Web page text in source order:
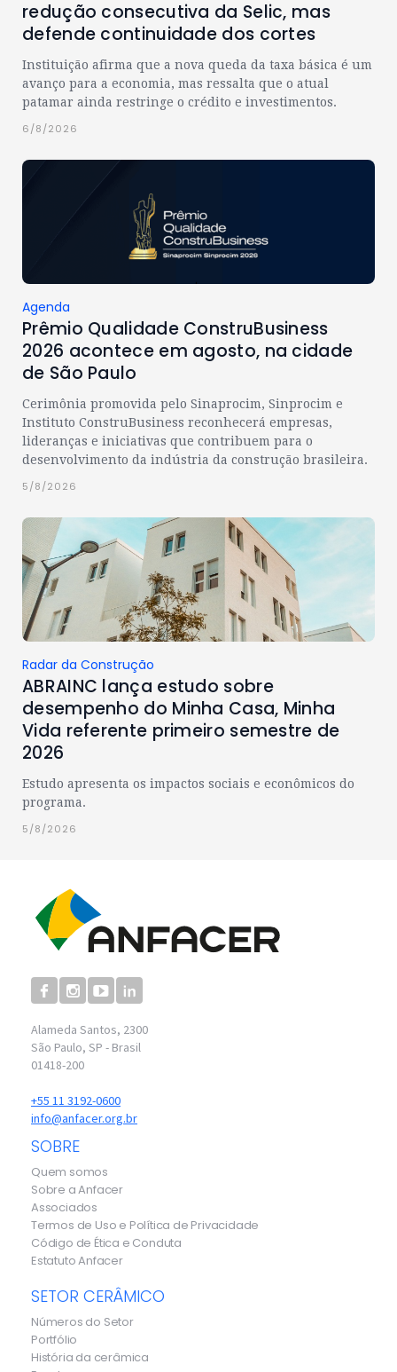
redução consecutiva da Selic, mas
defende continuidade dos cortes
Instituição afirma que a nova queda da taxa básica é um
avanço para a economia, mas ressalta que o atual
patamar ainda restringe o crédito e investimentos.
6/8/2026
Agenda
Prêmio Qualidade ConstruBusiness
2026 acontece em agosto, na cidade
de São Paulo
Cerimônia promovida pelo Sinaprocim, Sinprocim e
Instituto ConstruBusiness reconhecerá empresas,
lideranças e iniciativas que contribuem para o
desenvolvimento da indústria da construção brasileira.
5/8/2026
Radar da Construção
ABRAINC lança estudo sobre
desempenho do Minha Casa, Minha
Vida referente primeiro semestre de
2026
Estudo apresenta os impactos sociais e econômicos do
programa.
5/8/2026
Alameda Santos, 2300
São Paulo, SP - Brasil
01418-200
+55 11 3192-0600
info@anfacer.org.br
SOBRE
Quem somos
Sobre a Anfacer
Associados
Termos de Uso e Política de Privacidade
Código de Ética e Conduta
Estatuto Anfacer
SETOR CERÂMICO
Números do Setor
Portfólio
História da cerâmica